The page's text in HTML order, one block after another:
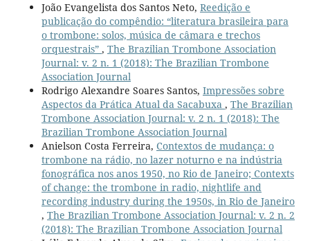
João Evangelista dos Santos Neto, Reedição e
publicação do compêndio: “literatura brasileira para
o trombone: solos, música de câmara e trechos
orquestrais” , The Brazilian Trombone Association
Journal: v. 2 n. 1 (2018): The Brazilian Trombone
Association Journal
Rodrigo Alexandre Soares Santos, Impressões sobre
Aspectos da Prática Atual da Sacabuxa , The Brazilian
Trombone Association Journal: v. 2 n. 1 (2018): The
Brazilian Trombone Association Journal
Anielson Costa Ferreira, Contextos de mudança: o
trombone na rádio, no lazer noturno e na indústria
fonográfica nos anos 1950, no Rio de Janeiro; Contexts
of change: the trombone in radio, nightlife and
recording industry during the 1950s, in Rio de Janeiro
, The Brazilian Trombone Association Journal: v. 2 n. 2
(2018): The Brazilian Trombone Association Journal